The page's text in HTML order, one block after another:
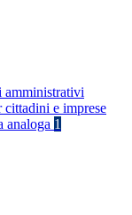
amministrativi
e imprese
analoga 1